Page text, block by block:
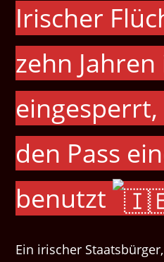
Irischer
zehn
den Pass
benutzt
Ein irischer